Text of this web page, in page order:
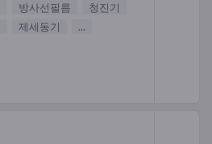
방사선필름
청진기
제세동기 ...